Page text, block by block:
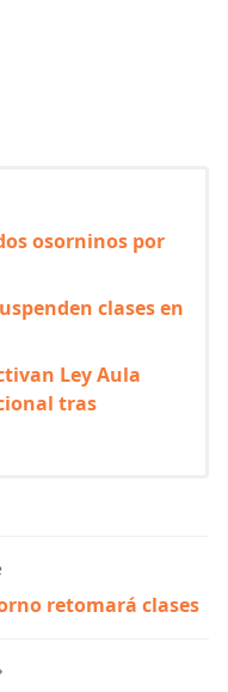
osorninos por
clases en
Ley Aula
tras
retomará clases